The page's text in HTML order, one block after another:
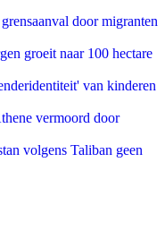
door migranten
groeit naar 100 hectare
van kinderen
vermoord door
volgens Taliban geen